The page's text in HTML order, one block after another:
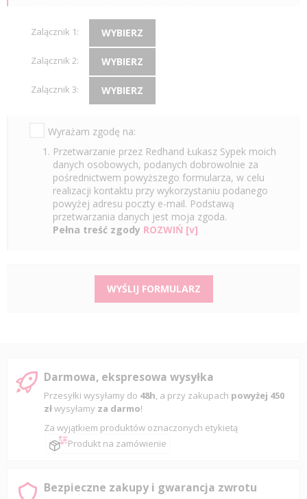
Zalącznik 1: WYBIERZ
Zalącznik 2: WYBIERZ
Zalącznik 3: WYBIERZ
Wyrażam zgodę na:
Przetwarzanie przez Redhand Łukasz Sypek moich
danych osobowych, podanych dobrowolnie za
pośrednictwem powyższego formularza, w celu
realizacji kontaktu przy wykorzystaniu podanego
powyżej adresu poczty e-mail. Podstawą
przetwarzania danych jest moja zgoda.
Pełna treść zgody ROZWIŃ [v]
WYŚLIJ FORMULARZ
Darmowa, ekspresowa wysyłka
Przesyłki wysyłamy do 48h, a przy zakupach powyżej 450
złwysyłamy za darmo!
Za wyjątkiem produktów oznaczonych etykietą
Produkt na zamówienie
Bezpieczne zakupy i gwarancja zwrotu